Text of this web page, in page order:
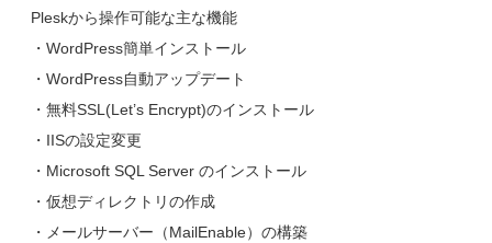
Pleskから操作可能な主な機能
・WordPress簡単インストール
・WordPress自動アップデート
・無料SSL(Let’s Encrypt)のインストール
・IISの設定変更
・Microsoft SQL Server のインストール
・仮想ディレクトリの作成
・メールサーバー（MailEnable）の構築